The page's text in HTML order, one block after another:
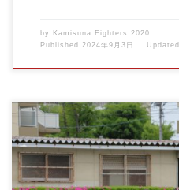
by Kamisuna Fighters 2020
Published 2024年9月3日 Updated